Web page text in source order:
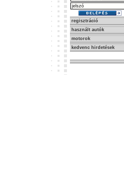
regisztráció
használt autók
motorok
kedvenc hirdetések